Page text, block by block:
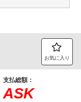
お気に入り
支払総額：
ASK